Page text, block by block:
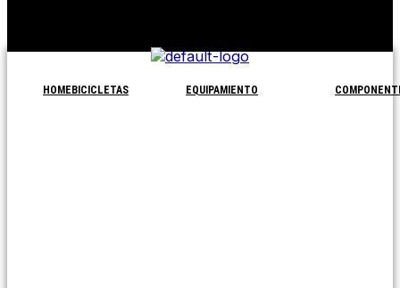
Seguir comprando
HOME BICICLETAS EQUIPAMIENTO